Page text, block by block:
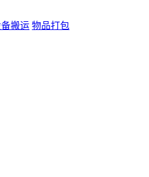
搬运 物品打包